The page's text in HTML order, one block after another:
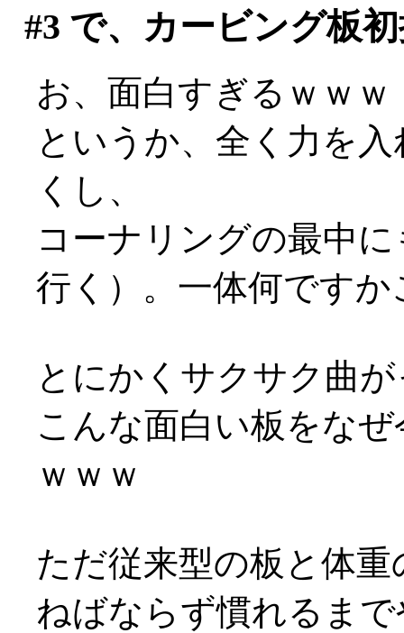
#3 で、カービング板
お、面白すぎるｗｗｗ
というか、全く力を
くし、
コーナリングの最中
行く）。一体何ですか
とにかくサクサク曲
こんな面白い板をな
ｗｗｗ
ただ従来型の板と体
ねばならず慣れるま